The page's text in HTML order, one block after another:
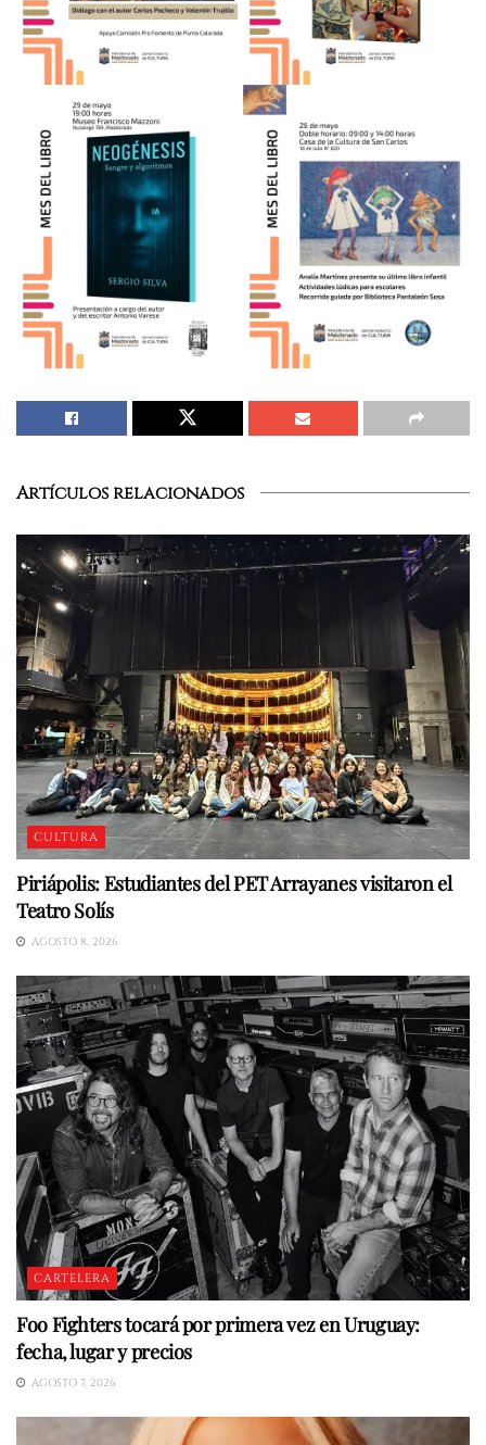
Artículos relacionados
CULTURA
Piriápolis: Estudiantes del PET Arrayanes visitaron el
Teatro Solís
AGOSTO 8, 2026
CARTELERA
Foo Fighters tocará por primera vez en Uruguay:
fecha, lugar y precios
AGOSTO 7, 2026